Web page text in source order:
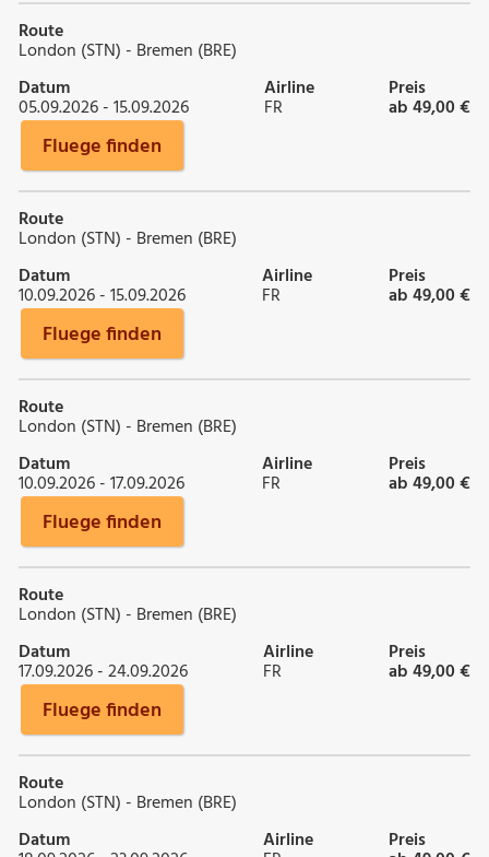
Route
London (STN) - Bremen (BRE)
Datum
05.09.2026 - 15.09.2026
Airline
FR
Preis
ab 49,00 €
Fluege finden
Route
London (STN) - Bremen (BRE)
Datum
10.09.2026 - 15.09.2026
Airline
FR
Preis
ab 49,00 €
Fluege finden
Route
London (STN) - Bremen (BRE)
Datum
10.09.2026 - 17.09.2026
Airline
FR
Preis
ab 49,00 €
Fluege finden
Route
London (STN) - Bremen (BRE)
Datum
17.09.2026 - 24.09.2026
Airline
FR
Preis
ab 49,00 €
Fluege finden
Route
London (STN) - Bremen (BRE)
Datum
Airline Preis